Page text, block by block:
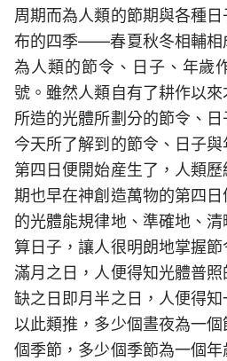
周期而為人類的節期與各種
布的四季——春夏秋冬相輔相
為人類的節令、日子、年歲
號。雖然人類自有了耕作以
所造的光體所劃分的節令、
今天所了解到的節令、日子
第四日便開始産生了，人類
期也早在神創造萬物的第四
的光體能規律地、準確地、
算日子，讓人很明朗地掌握
滿月之日，人便得知光體普
缺之日即月半之日，人便得知
以此類推，多少個晝夜為一
個季節，多少個季節為一個